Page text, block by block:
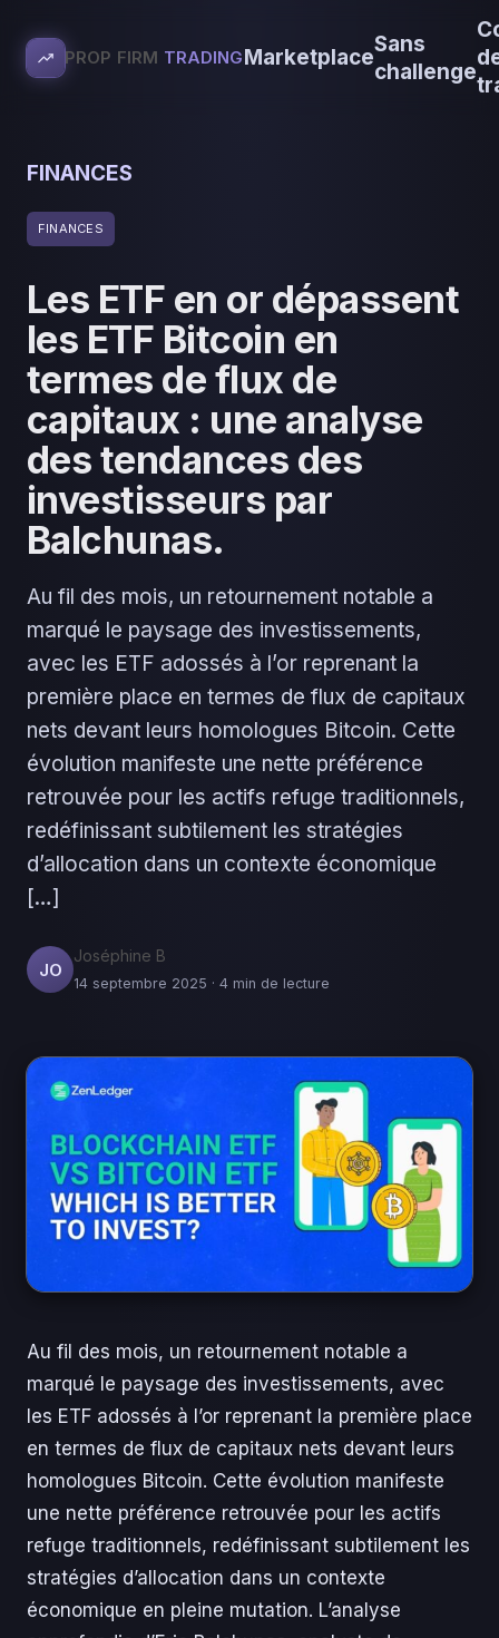
PROP FIRM TRADINGMarketplace
Sans
challenge
FINANCES
FINANCES
Les ETF en or dépassent
les ETF Bitcoin en
termes de flux de
capitaux : une analyse
des tendances des
investisseurs par
Balchunas.
Au fil des mois, un retournement notable a
marqué le paysage des investissements,
avec les ETF adossés à l’or reprenant la
première place en termes de flux de capitaux
nets devant leurs homologues Bitcoin. Cette
évolution manifeste une nette préférence
retrouvée pour les actifs refuge traditionnels,
redéfinissant subtilement les stratégies
d’allocation dans un contexte économique
[…]
JO
Joséphine B
14 septembre 2025 · 4 min de lecture
Au fil des mois, un retournement notable a
marqué le paysage des investissements, avec
les ETF adossés à l’or reprenant la première place
en termes de flux de capitaux nets devant leurs
homologues Bitcoin. Cette évolution manifeste
une nette préférence retrouvée pour les actifs
refuge traditionnels, redéfinissant subtilement les
stratégies d’allocation dans un contexte
économique en pleine mutation. L’analyse